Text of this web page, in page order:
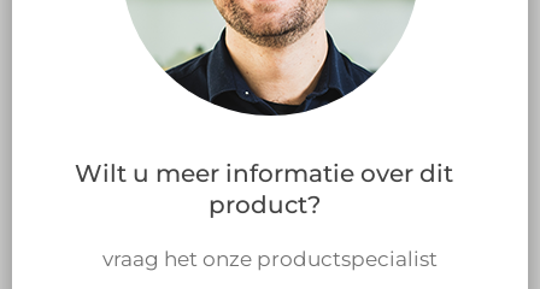
Wilt u meer informatie over dit
product?
vraag het onze productspecialist